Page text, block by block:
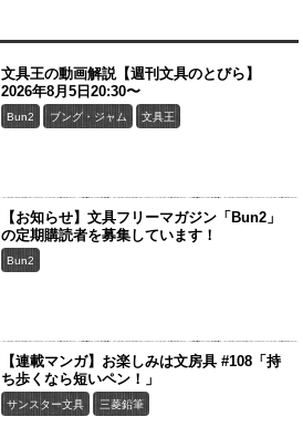
文具王の動画解説【週刊文具のとびら】
2026年8月5日20:30〜
Bun2 ブング・ジャム 文具王
【お知らせ】文具フリーマガジン「Bun2」
の定期購読者を募集しています！
Bun2
【連載マンガ】お楽しみは文房具 #108「持
ち歩くなら短いペン！」
サンスター文具 三菱鉛筆